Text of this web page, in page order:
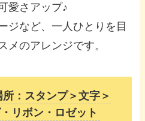
愛さアップ♪
ジなど、一人ひとりを目
メのアレンジです。
：スタンプ＞文字＞
リボン・ロゼット